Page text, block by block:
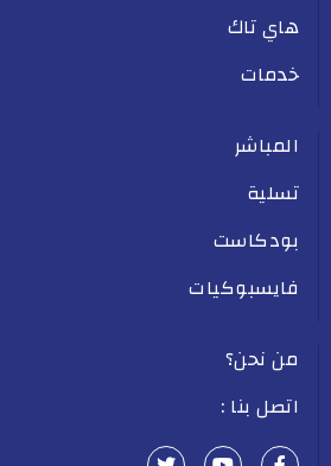
هاي تاك
خدمات
المباشر
تسلية
بودكاست
فايسبوكيات
من نحن؟
اتصل بنا :